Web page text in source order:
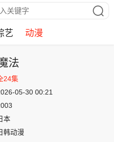
艺 动漫
法
24集
05-30 00:21
本
韩动漫